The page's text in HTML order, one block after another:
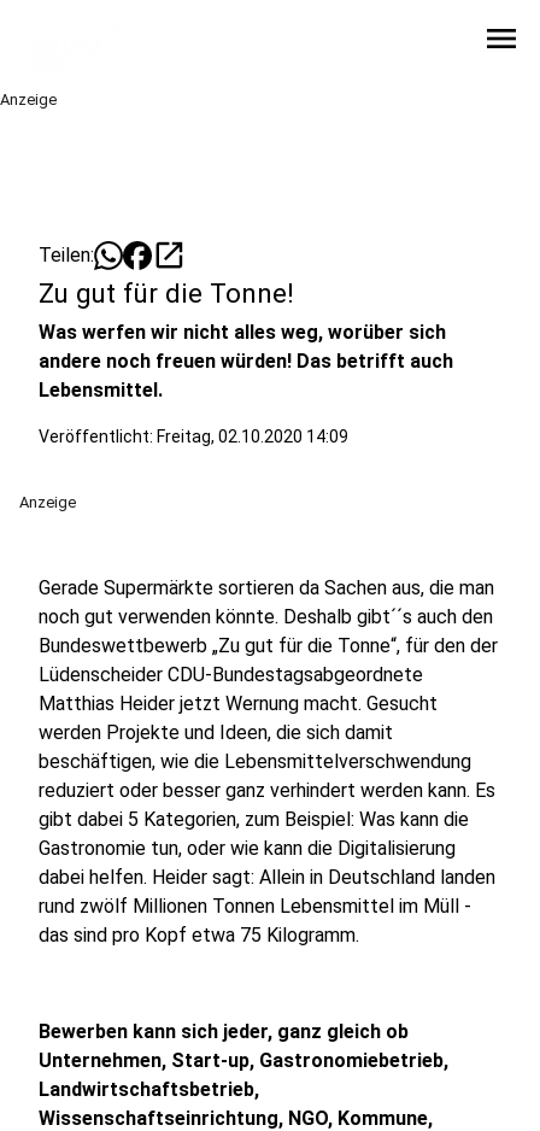
menu
Anzeige
Teilen: open_in_new
Zu gut für die Tonne!
Was werfen wir nicht alles weg, worüber sich
andere noch freuen würden! Das betrifft auch
Lebensmittel.
Veröffentlicht: Freitag, 02.10.2020 14:09
Anzeige
Gerade Supermärkte sortieren da Sachen aus, die man
noch gut verwenden könnte. Deshalb gibt´´s auch den
Bundeswettbewerb „Zu gut für die Tonne“, für den der
Lüdenscheider CDU-Bundestagsabgeordnete
Matthias Heider jetzt Wernung macht. Gesucht
werden Projekte und Ideen, die sich damit
beschäftigen, wie die Lebensmittelverschwendung
reduziert oder besser ganz verhindert werden kann. Es
gibt dabei 5 Kategorien, zum Beispiel: Was kann die
Gastronomie tun, oder wie kann die Digitalisierung
dabei helfen. Heider sagt: Allein in Deutschland landen
rund zwölf Millionen Tonnen Lebensmittel im Müll -
das sind pro Kopf etwa 75 Kilogramm.
Bewerben kann sich jeder, ganz gleich ob
Unternehmen, Start-up, Gastronomiebetrieb,
Landwirtschaftsbetrieb,
Wissenschaftseinrichtung, NGO, Kommune,